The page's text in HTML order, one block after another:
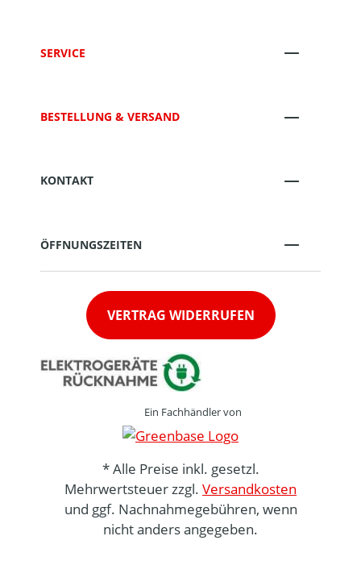
SERVICE
BESTELLUNG & VERSAND
KONTAKT
ÖFFNUNGSZEITEN
VERTRAG WIDERRUFEN
Ein Fachhändler von
* Alle Preise inkl. gesetzl.
Mehrwertsteuer zzgl. Versandkosten
und ggf. Nachnahmegebühren, wenn
nicht anders angegeben.